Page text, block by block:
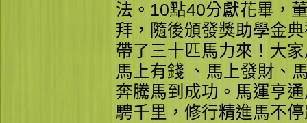
法。10點40分獻花畢，
拜，隨後頒發獎助學金
帶了三十匹馬力來！大
馬上有錢 、馬上發財、
奔騰馬到成功。馬運亨
騁千里，修行精進馬不